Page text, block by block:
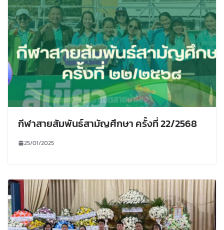
กีฬาสายสัมพันธ์สามัญศึกษา ครั้งที่ 22/2568
25/01/2025